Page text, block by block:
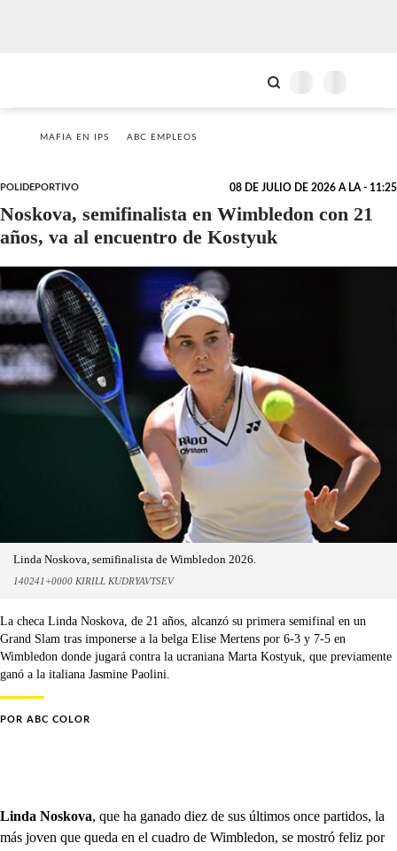
MAFIA EN IPS ABC EMPLEOS
POLIDEPORTIVO 08 DE JULIO DE 2026 A LA - 11:25
Noskova, semifinalista en Wimbledon con 21
años, va al encuentro de Kostyuk
Linda Noskova, semifinalista de Wimbledon 2026.
140241+0000 KIRILL KUDRYAVTSEV
La checa Linda Noskova, de 21 años, alcanzó su primera semifinal en un
Grand Slam tras imponerse a la belga Elise Mertens por 6-3 y 7-5 en
Wimbledon donde jugará contra la ucraniana Marta Kostyuk, que previamente
ganó a la italiana Jasmine Paolini.
POR ABC COLOR
Linda Noskova, que ha ganado diez de sus últimos once partidos, la
más joven que queda en el cuadro de Wimbledon, se mostró feliz por